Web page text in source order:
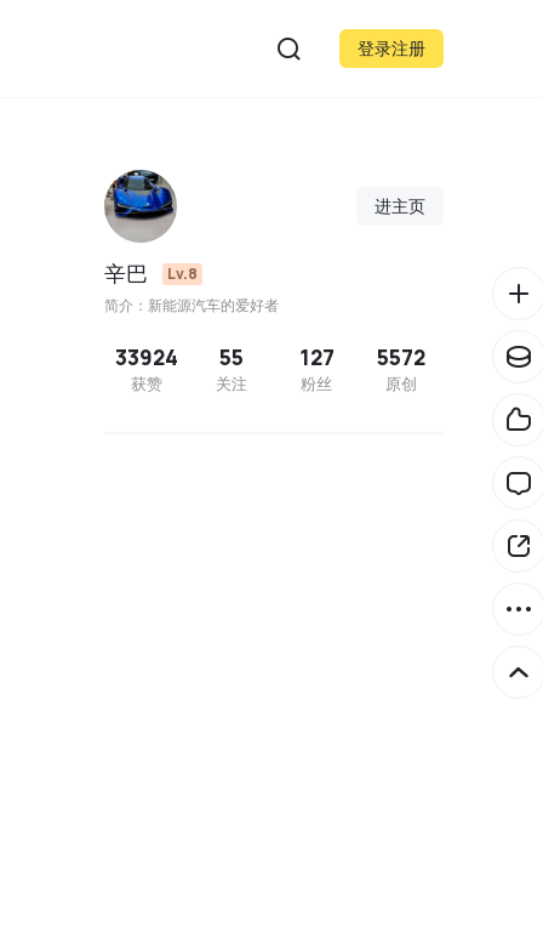
登录注册
进主页
辛巴 Lv.8
简介：新能源汽车的爱好者
33924
获赞
55
关注
127
粉丝
5572
原创